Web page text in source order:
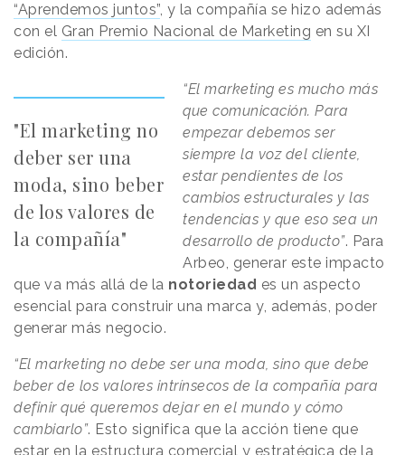
“Aprendemos juntos”, y la compañía se hizo además
con el Gran Premio Nacional de Marketing en su XI
edición.
"El marketing no
deber ser una
moda, sino beber
de los valores de
la compañía"
“El marketing es mucho más
que comunicación. Para
empezar debemos ser
siempre la voz del cliente,
estar pendientes de los
cambios estructurales y las
tendencias y que eso sea un
desarrollo de producto”. Para
Arbeo, generar este impacto
que va más allá de la notoriedad es un aspecto
esencial para construir una marca y, además, poder
generar más negocio.
“El marketing no debe ser una moda, sino que debe
beber de los valores intrínsecos de la compañía para
definir qué queremos dejar en el mundo y cómo
cambiarlo”. Esto significa que la acción tiene que
estar en la estructura comercial y estratégica de la